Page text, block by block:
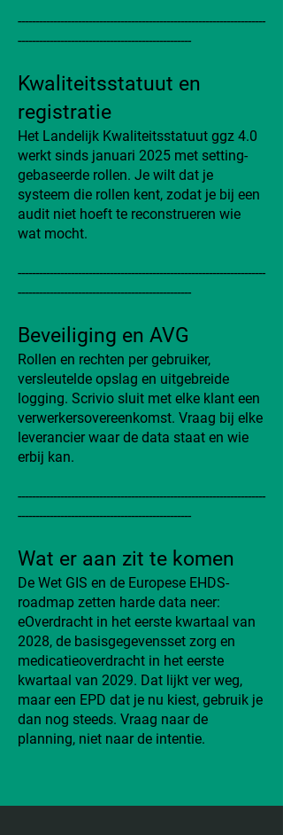
----------------------------------------------------------------------
-------------------------------------------------
Kwaliteitsstatuut en
registratie
Het Landelijk Kwaliteitsstatuut ggz 4.0
werkt sinds januari 2025 met setting-
gebaseerde rollen. Je wilt dat je
systeem die rollen kent, zodat je bij een
audit niet hoeft te reconstrueren wie
wat mocht.
----------------------------------------------------------------------
-------------------------------------------------
Beveiliging en AVG
Rollen en rechten per gebruiker,
versleutelde opslag en uitgebreide
logging. Scrivio sluit met elke klant een
verwerkersovereenkomst. Vraag bij elke
leverancier waar de data staat en wie
erbij kan.
----------------------------------------------------------------------
-------------------------------------------------
Wat er aan zit te komen
De Wet GIS en de Europese EHDS-
roadmap zetten harde data neer:
eOverdracht in het eerste kwartaal van
2028, de basisgegevensset zorg en
medicatieoverdracht in het eerste
kwartaal van 2029. Dat lijkt ver weg,
maar een EPD dat je nu kiest, gebruik je
dan nog steeds. Vraag naar de
planning, niet naar de intentie.